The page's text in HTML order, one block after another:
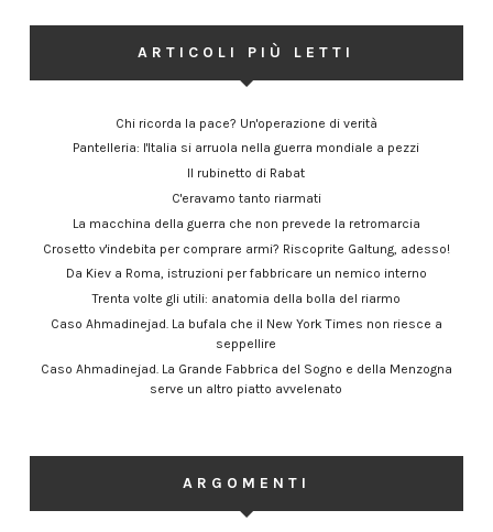
ARTICOLI PIÙ LETTI
Chi ricorda la pace? Un'operazione di verità
Pantelleria: l'Italia si arruola nella guerra mondiale a pezzi
Il rubinetto di Rabat
C'eravamo tanto riarmati
La macchina della guerra che non prevede la retromarcia
Crosetto v'indebita per comprare armi? Riscoprite Galtung, adesso!
Da Kiev a Roma, istruzioni per fabbricare un nemico interno
Trenta volte gli utili: anatomia della bolla del riarmo
Caso Ahmadinejad. La bufala che il New York Times non riesce a
seppellire
Caso Ahmadinejad. La Grande Fabbrica del Sogno e della Menzogna
serve un altro piatto avvelenato
ARGOMENTI